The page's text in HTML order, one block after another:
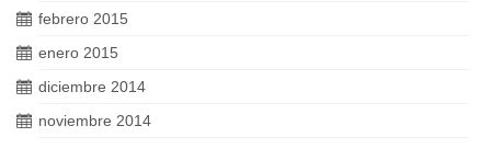
febrero 2015
enero 2015
diciembre 2014
noviembre 2014